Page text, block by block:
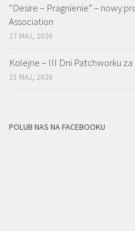
“Desire – Pragnienie” – nowy
Association
27 MAJ, 2026
Kolejne – III Dni Patchworku za
21 MAJ, 2026
POLUB NAS NA FACEBOOKU